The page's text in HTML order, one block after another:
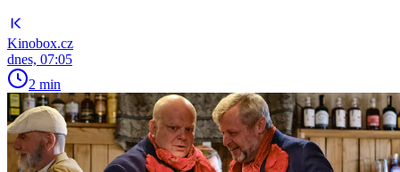
Kinobox.cz
dnes, 07:05
2 min